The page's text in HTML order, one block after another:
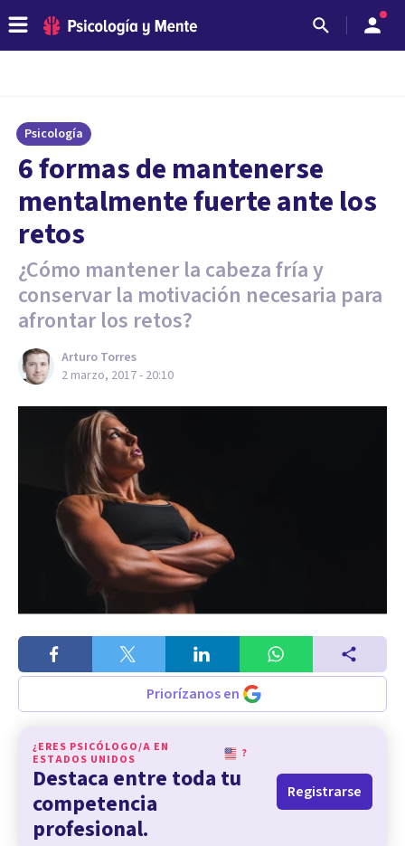
Psicología
​6 formas de mantenerse
mentalmente fuerte ante los
retos
¿Cómo mantener la cabeza fría y
conservar la motivación necesaria para
afrontar los retos?
Arturo Torres
2 marzo, 2017 - 20:10
Priorízanos en
¿ERES PSICÓLOGO/A EN
ESTADOS UNIDOS
?
Destaca entre toda tu
competencia
profesional.
Registrarse